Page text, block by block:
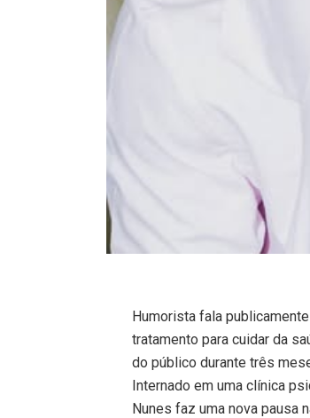
Humorista fala
tratamento para cuidar da
do público durante três
Internado em uma clínica
Nunes faz uma nova pausa